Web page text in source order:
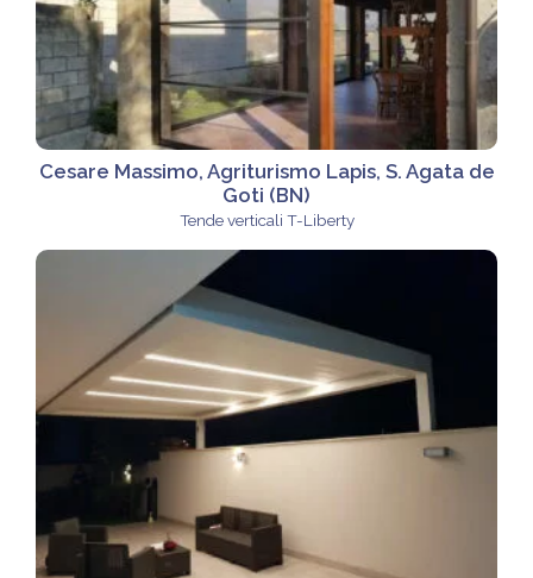
Cesare Massimo, Agriturismo Lapis, S. Agata de
Goti (BN)
Tende verticali T-Liberty